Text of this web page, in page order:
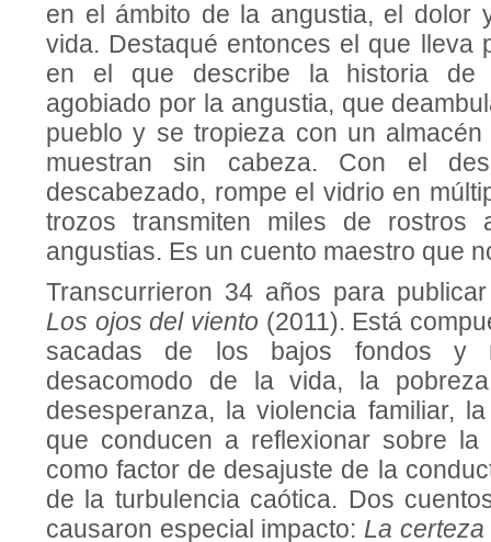
en el ámbito de la angustia, el dolor
vida. Destaqué entonces el que lleva
en el que describe la historia de
agobiado por la angustia, que
pueblo y se tropieza con un
muestran sin cabeza. Con el
descabezado, rompe el vidrio en
trozos transmiten miles de rostros
angustias. Es un cuento maestro que
Transcurrieron 34 años para
Los ojos del viento (2011). Está
sacadas de los bajos fondos y
desacomodo de la vida, la
desesperanza, la violencia familiar,
que conducen a reflexionar sobre la
como factor de desajuste de la
de la turbulencia caótica. Dos
causaron especial impacto: La